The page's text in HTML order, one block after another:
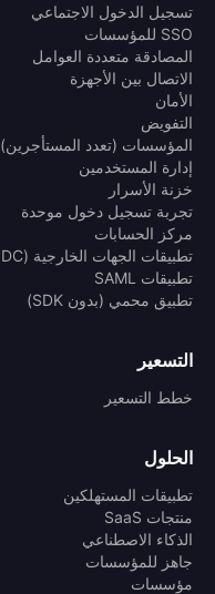
تسجيل الدخول الاجتماعي
SSO للمؤسسات
المصادقة متعددة العوامل
الاتصال بين الأجهزة
الأمان
التفويض
المؤسسات (تعدد المستأجرين)
إدارة المستخدمين
خزنة الأسرار
تجربة تسجيل دخول موحدة
مركز الحسابات
تطبيقات الجهات الخارجية (OAuth/OIDC)
تطبيقات SAML
تطبيق محمي (بدون SDK)
التسعير
خطط التسعير
الحلول
تطبيقات المستهلكين
منتجات SaaS
الذكاء الاصطناعي
جاهز للمؤسسات
مؤسسات